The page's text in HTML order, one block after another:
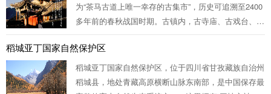
为“茶马古道上唯一幸存的古集市”，历史可追溯至2400
多年前的春秋战国时期。古镇内，古寺庙、古戏台、红
漫步其间，流水潺潺，石道悠悠，仿佛时光静止。这里
远离尘嚣，保留着原始质朴的...
稻城亚丁国家自然保护区
稻城亚丁国家自然保护区，位于四川省甘孜藏族自治州
稻城县，地处青藏高原横断山脉东南部，是中国保存最